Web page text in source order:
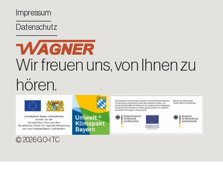
Wir freuen uns, von Ihnen zu
hören.
© 2026 GO-ITC
Impressum
Datenschutz